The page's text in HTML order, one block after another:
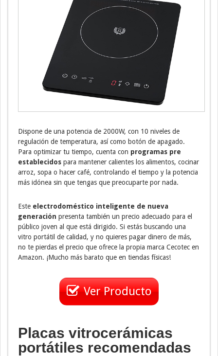
Dispone de una potencia de 2000W, con 10 niveles de
regulación de temperatura, así como botón de apagado.
Para optimizar tu tiempo, cuenta con programas pre
establecidos para mantener calientes los alimentos, cocinar
arroz, sopa o hacer café, controlando el tiempo y la potencia
más idónea sin que tengas que preocuparte por nada.
Este electrodoméstico inteligente de nueva
generación presenta también un precio adecuado para el
público joven al que está dirigido. Si estás buscando una
vitro portátil de calidad, y no quieres pagar dinero de más,
no te pierdas el precio que ofrece la propia marca Cecotec en
Amazon. ¡Mucho más barato que en tiendas físicas!
Ver Producto
Placas vitrocerámicas
portátiles recomendadas